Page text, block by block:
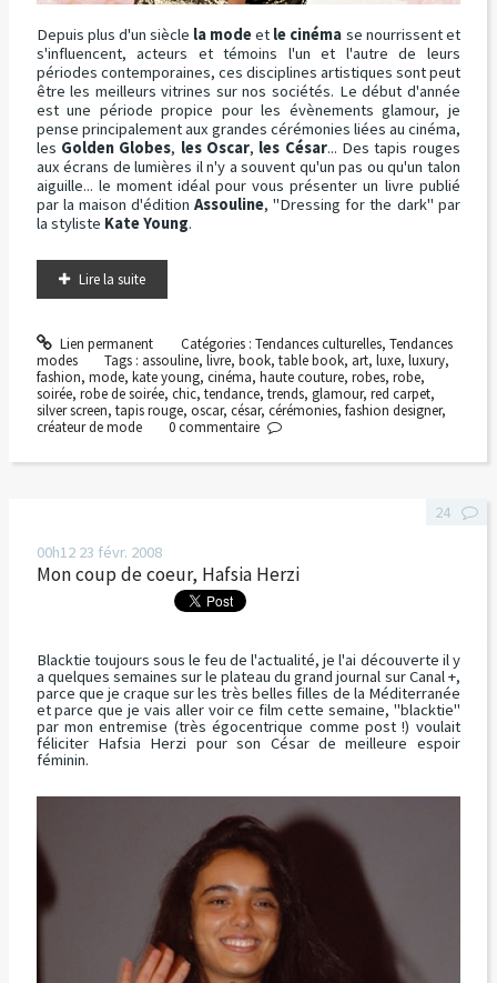
Depuis plus d'un siècle la modeet le cinéma se nourrissent et
s'influencent, acteurs et témoins l'un et l'autre de leurs
périodes contemporaines, ces disciplines artistiques sont peut
être les meilleurs vitrines sur nos sociétés. Le début d'année
est une période propice pour les évènements glamour, je
pense principalement aux grandes cérémonies liées au cinéma,
les Golden Globes, les Oscar, les César... Des tapis rouges
aux écrans de lumières il n'y a souvent qu'un pas ou qu'un talon
aiguille... le moment idéal pour vous présenter un livre publié
par la maison d'éditionAssouline, "Dressing for the dark" par
la styliste Kate Young.
Lire la suite
Lien permanent Catégories : Tendances culturelles, Tendances
modes
Tags : assouline,livre,book,table book, art,luxe,luxury,
fashion, mode, kate young, cinéma, haute couture, robes, robe,
soirée, robe de soirée, chic, tendance, trends, glamour, red carpet,
silver screen, tapis rouge, oscar, césar, cérémonies, fashion designer,
créateur de mode
0commentaire
00h12 23 févr. 2008
Mon coup de coeur, Hafsia Herzi
Blacktie toujours sous le feu de l'actualité, je l'ai découverte il y
a quelques semaines sur le plateau du grand journal sur Canal +,
parce que je craque sur les très belles filles de la Méditerranée
et parce que je vais aller voir ce film cette semaine, "blacktie"
par mon entremise (très égocentrique comme post !) voulait
féliciter Hafsia Herzi pour son César de meilleure espoir
féminin.
24